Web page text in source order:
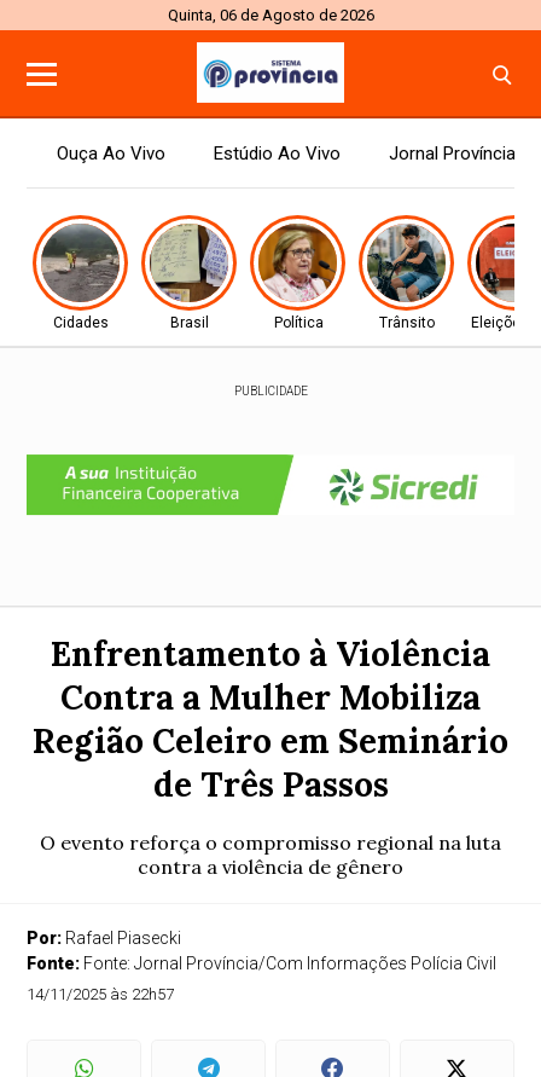
Quinta, 06 de Agosto de 2026
Ouça Ao Vivo Estúdio Ao Vivo Jornal Província
Cidades Brasil Política Trânsito Eleições
PUBLICIDADE
Enfrentamento à Violência
Contra a Mulher Mobiliza
Região Celeiro em Seminário
de Três Passos
O evento reforça o compromisso regional na luta
contra a violência de gênero
Por: Rafael Piasecki
Fonte: Fonte: Jornal Província/Com Informações Polícia Civil
14/11/2025 às 22h57